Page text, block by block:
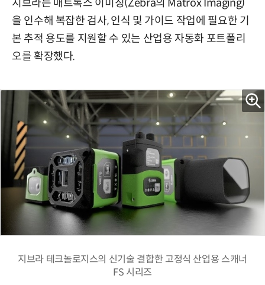
지브라는 매트록스 이미징(Zebra의 Matrox Imaging)
을 인수해 복잡한 검사, 인식 및 가이드 작업에 필요한 기
본 추적 용도를 지원할 수 있는 산업용 자동화 포트폴리
오를 확장했다.
지브라 테크놀로지스의 신기술 결합한 고정식 산업용 스캐너
FS 시리즈